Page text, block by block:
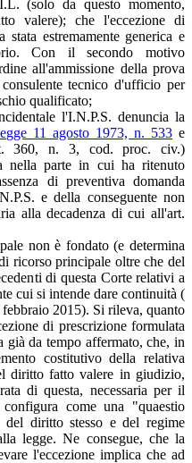
(solo da questo momento,
valere); che l'eccezione di
estremamente generica e
Con il secondo motivo
all'ammissione della prova
tecnico d'ufficio per
qualificato;
l'I.N.P.S. denuncia la
11 agosto 1973, n. 533 e
360, n. 3, cod. proc. civ.)
nella parte in cui ha ritenuto
di preventiva domanda
e della conseguente non
alla decadenza di cui all'art.
non è fondato (e determina
ricorso principale oltre che del
di questa Corte relativi a
cui si intende dare continuità (
2015). Si rileva, quanto
di prescrizione formulata
già da tempo affermato, che, in
costitutivo della relativa
diritto fatto valere in giudizio,
di questa, necessaria per il
come una "quaestio
del diritto stesso e del regime
legge. Ne consegue, che la
l'eccezione implica che ad